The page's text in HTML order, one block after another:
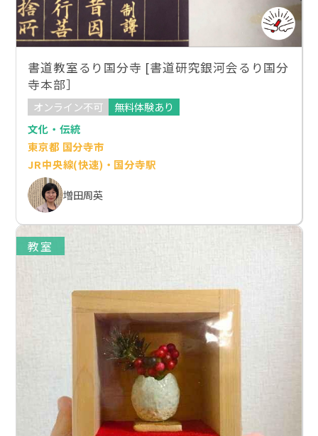
書道教室るり国分寺 [書道研究銀河会るり国分
寺本部］
オンライン不可
無料体験あり
文化・伝統
東京都 国分寺市
JR中央線(快速)・国分寺駅
増田周英
教室